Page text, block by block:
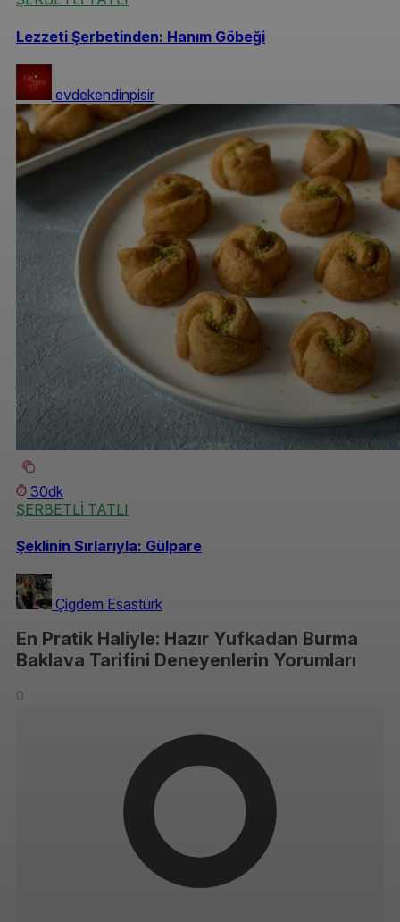
Lezzeti Şerbetinden: Hanım Göbeği
evdekendinpisir
30dk
ŞERBETLİ TATLI
Şeklinin Sırlarıyla: Gülpare
Çigdem Esastürk
En Pratik Haliyle: Hazır Yufkadan Burma
Baklava Tarifini Deneyenlerin Yorumları
0